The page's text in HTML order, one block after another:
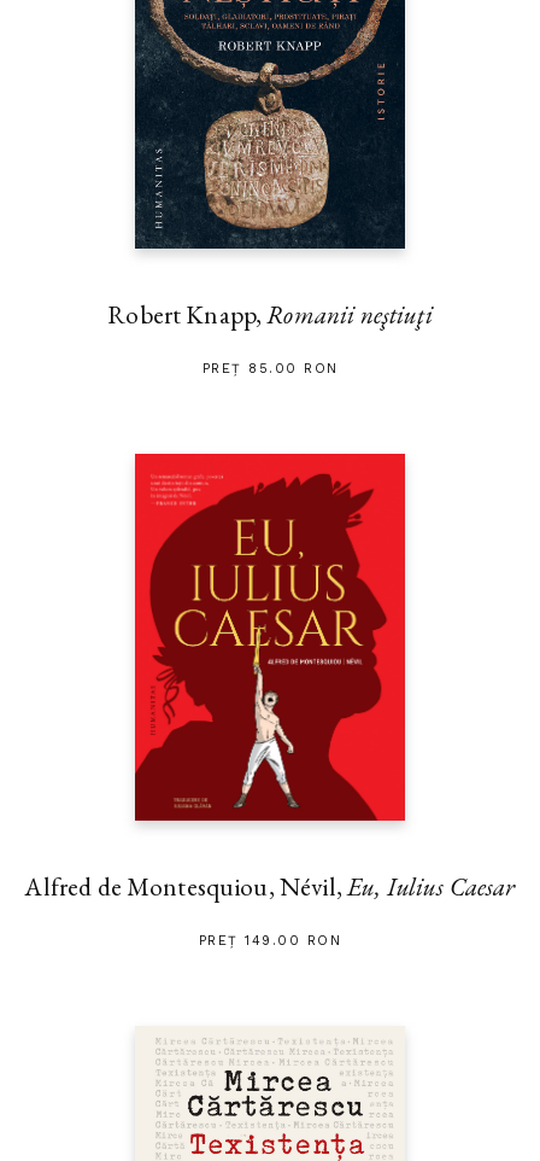
Robert Knapp,Romanii neştiuţi
PREȚ 85.00 RON
Alfred de Montesquiou, Névil,Eu, Iulius Caesar
PREȚ 149.00 RON